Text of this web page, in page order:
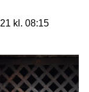
kl. 08:15